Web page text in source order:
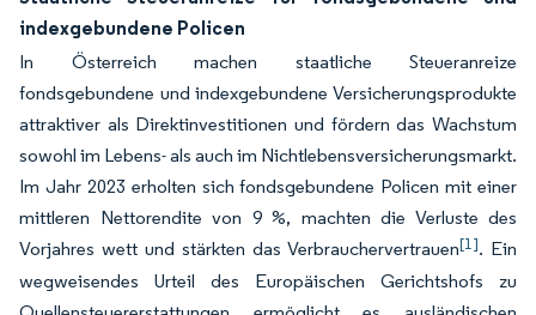
indexgebundene Policen
In Österreich machen staatliche Steueranreize
fondsgebundene und indexgebundene Versicherungsprodukte
attraktiver als Direktinvestitionen und fördern das Wachstum
sowohl im Lebens- als auch im Nichtlebensversicherungsmarkt.
Im Jahr 2023 erholten sich fondsgebundene Policen mit einer
mittleren Nettorendite von 9 %, machten die Verluste des
Vorjahres wett und stärkten das Verbrauchervertrauen[1]. Ein
wegweisendes Urteil des Europäischen Gerichtshofs zu